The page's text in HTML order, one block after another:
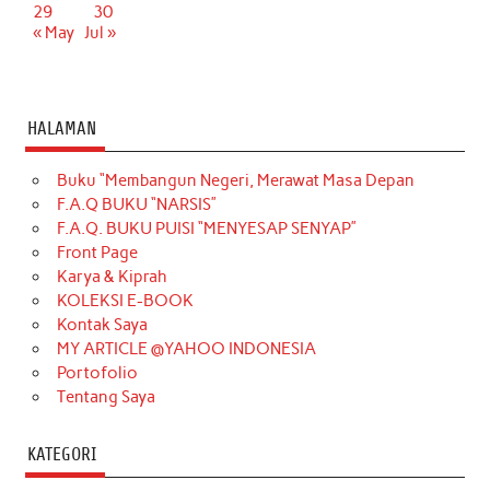
29
30
« May Jul »
HALAMAN
Buku “Membangun Negeri, Merawat Masa Depan
F.A.Q BUKU “NARSIS”
F.A.Q. BUKU PUISI “MENYESAP SENYAP”
Front Page
Karya & Kiprah
KOLEKSI E-BOOK
Kontak Saya
MY ARTICLE @YAHOO INDONESIA
Portofolio
Tentang Saya
KATEGORI